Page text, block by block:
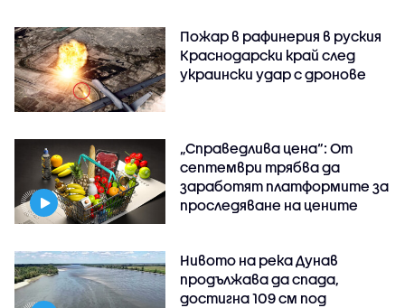
Пожар в рафинерия в руския
Краснодарски край след
украински удар с дронове
„Справедлива цена“: От
септември трябва да
заработят платформите за
проследяване на цените
Нивото на река Дунав
продължава да спада,
достигна 109 см под